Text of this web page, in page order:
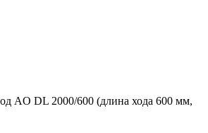
AO DL 2000/600 (длина хода 600 мм,